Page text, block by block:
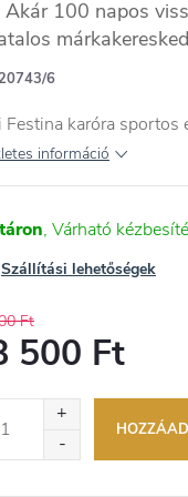
Akár 100 napos
6
Festina karóra sportos
információ
Szállítási lehetőségek
Ft
500 Ft